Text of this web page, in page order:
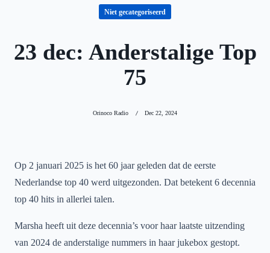
Niet gecategoriseerd
23 dec: Anderstalige Top
75
Orinoco Radio Dec 22, 2024
Op 2 januari 2025 is het 60 jaar geleden dat de eerste
Nederlandse top 40 werd uitgezonden. Dat betekent 6 decennia
top 40 hits in allerlei talen.
Marsha heeft uit deze decennia’s voor haar laatste uitzending
van 2024 de anderstalige nummers in haar jukebox gestopt.